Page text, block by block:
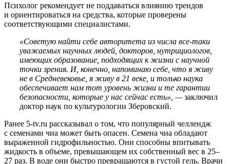
Психолог рекомендует не поддаваться влиянию трендов
и ориентироваться на средства, которые проверены
соответствующими специалистами.
«Советую найти себе авторитета из числа все-таки
уважаемых научных людей, докторов, нутрициологов,
имеющих образование, подходящих к жизни с научной
точки зрения. И, конечно, напоминаю себе, что я живу
не в Средневековье, я живу в 21 веке, и только наука
обеспечивает нам тот уровень жизни и те гарантии
безопасности, которые у нас сейчас есть», —заключил
доктор наук по культурологии Зберовский.
Ранее 5-tv.ru рассказывал о том, что популярный челлендж
с семенами чиа может быть опасен. Семена чиа обладают
выраженной гидрофильностью. Они способны впитывать
жидкость в объеме, превышающем их собственный вес в 25–
27 раз. В воде они быстро превращаются в густой гель. Врачи